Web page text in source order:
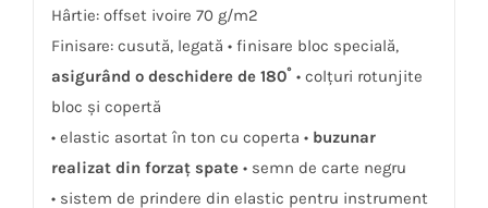
Hârtie: offset ivoire 70 g/m2
Finisare: cusută, legată • finisare bloc specială,
asigurând o deschidere de 180˚• colţuri rotunjite
bloc și copertă
• elastic asortat în ton cu coperta • buzunar
realizat din forzaţ spate• semn de carte negru
• sistem de prindere din elastic pentru instrument